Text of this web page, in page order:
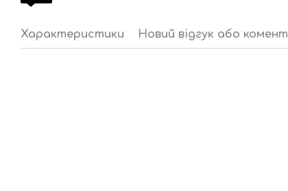
Характеристики Новий відгук або